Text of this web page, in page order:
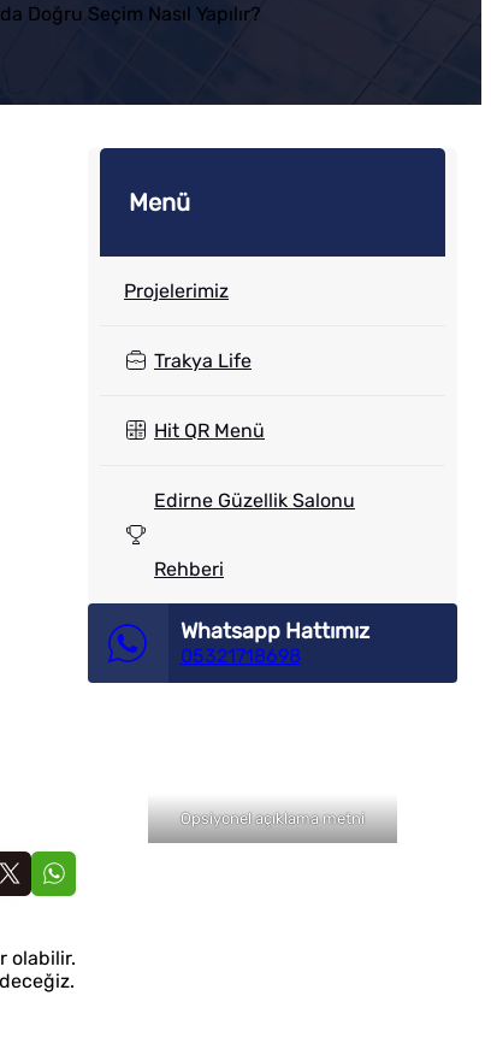
Doğru Seçim Nasıl Yapılır?
olabilir.
Menü
Projelerimiz
Trakya Life
Hit QR Menü
Edirne Güzellik Salonu
Rehberi
Whatsapp Hattımız
05321718698
Opsiyonel açıklama metni